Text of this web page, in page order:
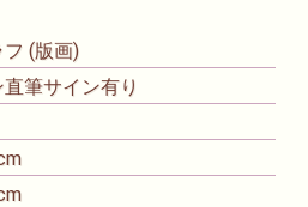
(版画)
筆サイン有り